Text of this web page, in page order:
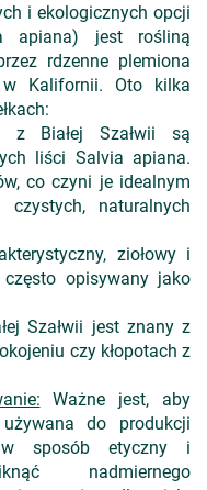
i ekologicznych opcji
apiana) jest rośliną
rdzenne plemiona
w Kalifornii. Oto kilka
z Białej Szałwii są
liści Salvia apiana.
co czyni je idealnym
naturalnych
ziołowy i
opisywany jako
Szałwii jest znany z
czy kłopotach z
Ważne jest, aby
do produkcji
w sposób etyczny i
nadmiernego